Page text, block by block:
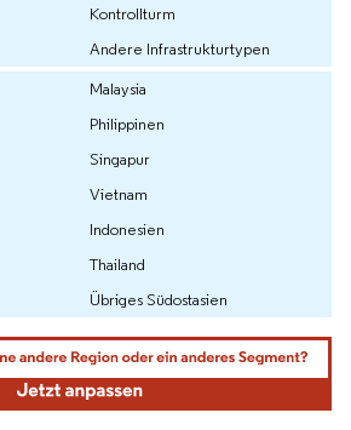
Kontrollturm
Andere Infrastrukturtypen
Malaysia
Philippinen
Singapur
Vietnam
Indonesien
Thailand
Übriges Südostasien